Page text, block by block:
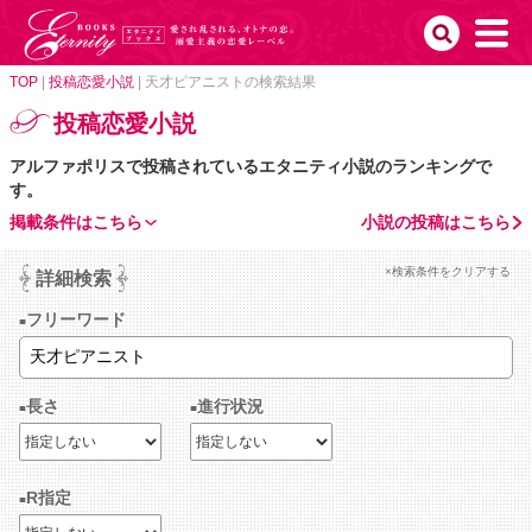
TOP 投稿恋愛小説 天才ピアニストの検索結果
投稿恋愛小説
アルファポリスで投稿されているエタニティ小説のランキングで
す。
小説の投稿はこちら
掲載条件はこちら
詳細検索 ×検索条件をクリアする
フリーワード
長さ 進行状況
R指定